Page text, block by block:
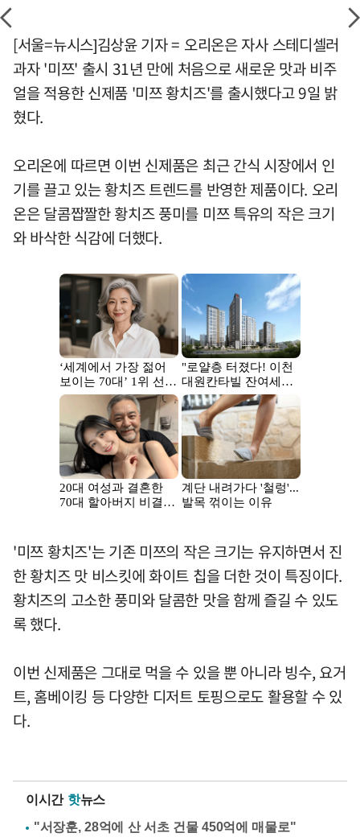
[서울=뉴시스]김상윤 기자 = 오리온은 자사 스테디셀러
과자 '미쯔' 출시 31년 만에 처음으로 새로운 맛과 비주
얼을 적용한 신제품 '미쯔 황치즈'를 출시했다고 9일 밝
혔다.
오리온에 따르면 이번 신제품은 최근 간식 시장에서 인
기를 끌고 있는 황치즈 트렌드를 반영한 제품이다. 오리
온은 달콤짭짤한 황치즈 풍미를 미쯔 특유의 작은 크기
와 바삭한 식감에 더했다.
'미쯔 황치즈'는 기존 미쯔의 작은 크기는 유지하면서 진
한 황치즈 맛 비스킷에 화이트 칩을 더한 것이 특징이다.
황치즈의 고소한 풍미와 달콤한 맛을 함께 즐길 수 있도
록 했다.
이번 신제품은 그대로 먹을 수 있을 뿐 아니라 빙수, 요거
트, 홈베이킹 등 다양한 디저트 토핑으로도 활용할 수 있
다.
이시간 핫뉴스
"서장훈, 28억에 산 서초 건물 450억에 매물로"